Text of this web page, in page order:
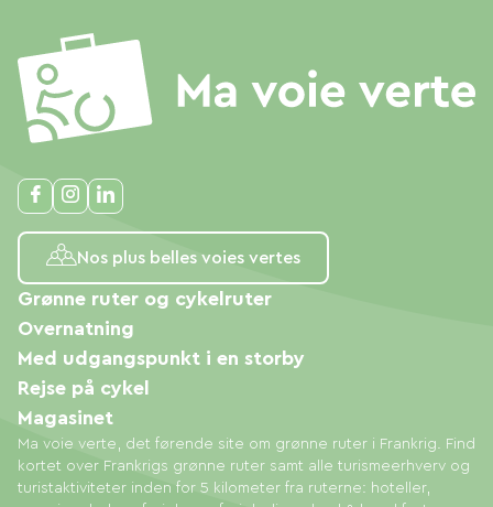
Nos plus belles voies vertes
Ma voie verte, det førende site om grønne ruter i Frankrig. Find
kortet over Frankrigs grønne ruter samt alle turismeerhverv og
turistaktiviteter inden for 5 kilometer fra ruterne: hoteller,
Grønne ruter og cykelruter
Overnatning
Med udgangspunkt i en storby
Rejse på cykel
Magasinet